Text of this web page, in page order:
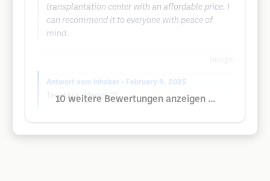
transplantation center with an affordable price. I
can recommend it to everyone with peace of
mind.
Antwort vom Inhaber • February 4, 2025
Teşekkür ederim 😊
10 weitere Bewertungen anzeigen ...